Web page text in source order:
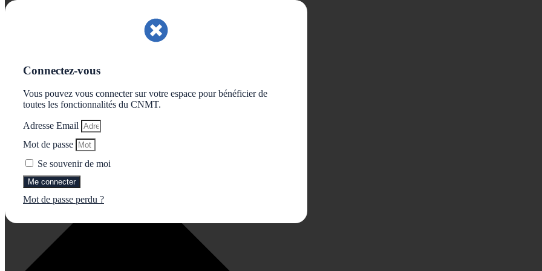
Gérer le consentement aux cookies
Connectez-vous
Vous pouvez vous connecter sur votre espace pour bénéficier de
toutes les fonctionnalités du CNMT.
Adresse Email
Mot de passe
Se souvenir de moi
Me connecter
Mot de passe perdu ?